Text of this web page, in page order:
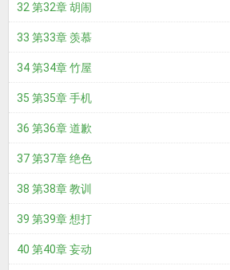
32 第32章 胡闹
33 第33章 羡慕
34 第34章 竹屋
35 第35章 手机
36 第36章 道歉
37 第37章 绝色
38 第38章 教训
39 第39章 想打
40 第40章 妄动